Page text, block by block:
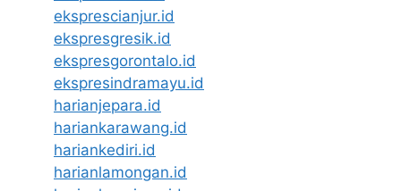
eksprescianjur.id
ekspresgresik.id
ekspresgorontalo.id
ekspresindramayu.id
harianjepara.id
hariankarawang.id
hariankediri.id
harianlamongan.id